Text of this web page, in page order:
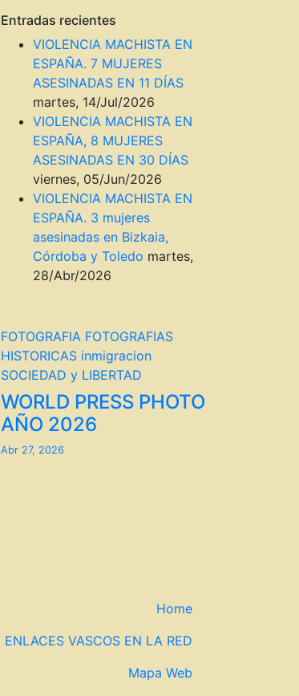
Entradas recientes
VIOLENCIA MACHISTA EN
ESPAÑA. 7 MUJERES
ASESINADAS EN 11 DÍAS
martes, 14/Jul/2026
VIOLENCIA MACHISTA EN
ESPAÑA, 8 MUJERES
ASESINADAS EN 30 DÍAS
viernes, 05/Jun/2026
VIOLENCIA MACHISTA EN
ESPAÑA. 3 mujeres
asesinadas en Bizkaia,
Córdoba y Toledo martes,
28/Abr/2026
FOTOGRAFIA FOTOGRAFIAS
HISTORICAS inmigracion
SOCIEDAD y LIBERTAD
WORLD PRESS PHOTO
AÑO 2026
Abr 27, 2026
Home
ENLACES VASCOS EN LA RED
Mapa Web